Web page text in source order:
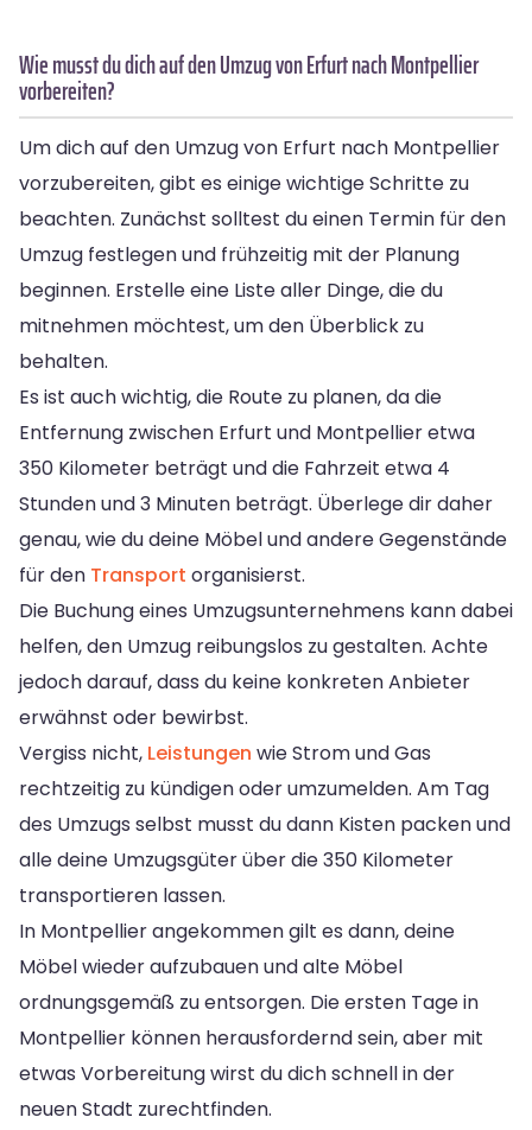
Wie musst du dich auf den Umzug von Erfurt nach Montpellier
vorbereiten?
Um dich auf den Umzug von Erfurt nach Montpellier
vorzubereiten, gibt es einige wichtige Schritte zu
beachten. Zunächst solltest du einen Termin für den
Umzug festlegen und frühzeitig mit der Planung
beginnen. Erstelle eine Liste aller Dinge, die du
mitnehmen möchtest, um den Überblick zu
behalten.
Es ist auch wichtig, die Route zu planen, da die
Entfernung zwischen Erfurt und Montpellier etwa
350 Kilometer beträgt und die Fahrzeit etwa 4
Stunden und 3 Minuten beträgt. Überlege dir daher
genau, wie du deine Möbel und andere Gegenstände
für den Transport organisierst.
Die Buchung eines Umzugsunternehmens kann dabei
helfen, den Umzug reibungslos zu gestalten. Achte
jedoch darauf, dass du keine konkreten Anbieter
erwähnst oder bewirbst.
Vergiss nicht, Leistungen wie Strom und Gas
rechtzeitig zu kündigen oder umzumelden. Am Tag
des Umzugs selbst musst du dann Kisten packen und
alle deine Umzugsgüter über die 350 Kilometer
transportieren lassen.
In Montpellier angekommen gilt es dann, deine
Möbel wieder aufzubauen und alte Möbel
ordnungsgemäß zu entsorgen. Die ersten Tage in
Montpellier können herausfordernd sein, aber mit
etwas Vorbereitung wirst du dich schnell in der
neuen Stadt zurechtfinden.